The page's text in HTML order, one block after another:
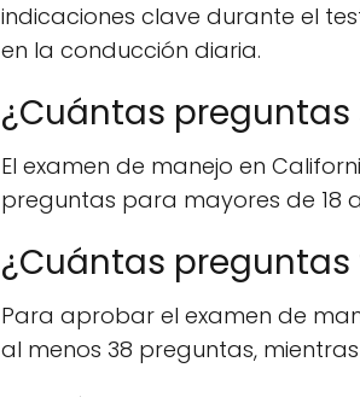
indicaciones clave durante el
en la conducción diaria.
¿Cuántas
El examen de manejo en
preguntas para mayores de 18
¿Cuántas
Para aprobar el examen de
al menos 38 preguntas,